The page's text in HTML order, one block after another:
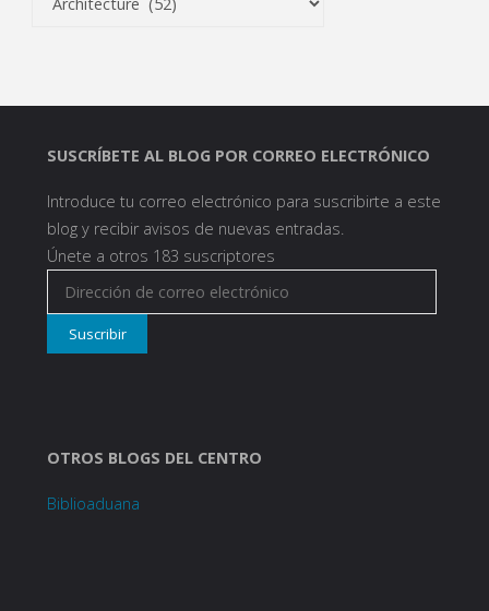
SUSCRÍBETE AL BLOG POR CORREO ELECTRÓNICO
Introduce tu correo electrónico para suscribirte a este
blog y recibir avisos de nuevas entradas.
Únete a otros 183 suscriptores
Dirección
de
correo
Suscribir
OTROS BLOGS DEL CENTRO
Biblioaduana